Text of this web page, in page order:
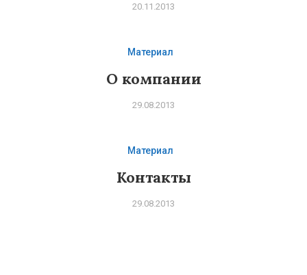
20.11.2013
Материал
О компании
29.08.2013
Материал
Контакты
29.08.2013